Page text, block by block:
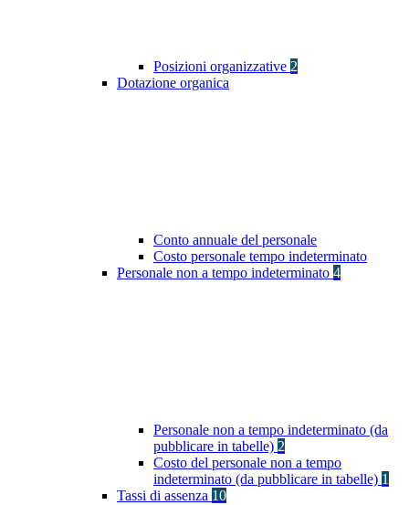
Posizioni organizzative 2
Dotazione organica
Conto annuale del personale
Costo personale tempo indeterminato
Personale non a tempo indeterminato 4
Personale non a tempo indeterminato (da
pubblicare in tabelle) 2
Costo del personale non a tempo
indeterminato (da pubblicare in tabelle) 1
Tassi di assenza 10